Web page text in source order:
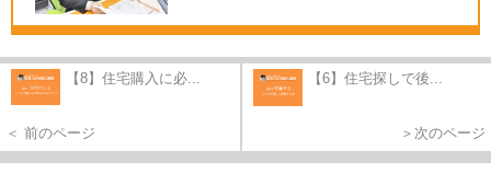
【8】住宅購入に必...
＜ 前のページ
【6】住宅探しで後...
＞次のページ